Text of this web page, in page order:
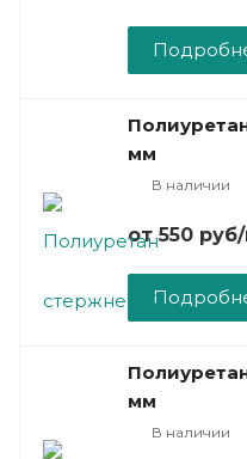
мм
В наличии
от 550 руб/
мм
В наличии